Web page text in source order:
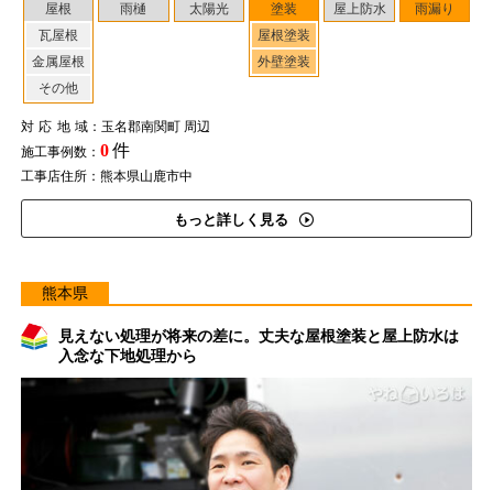
屋根
瓦屋根
金属屋根
その他
雨樋 太陽光
塗装
屋根塗装
外壁塗装
屋上防水 雨漏り
対応地域：玉名郡南関町 周辺
施工事例数： 0件
工事店住所：熊本県山鹿市中
もっと詳しく見る
熊本県
見えない処理が将来の差に。丈夫な屋根塗装と屋上防水は
入念な下地処理から